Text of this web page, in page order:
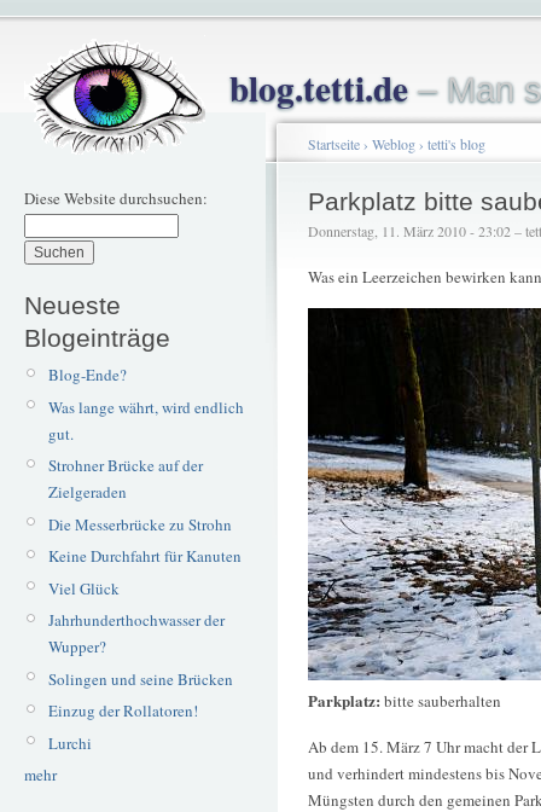
blog.tetti.de– Man
Diese Website durchsuchen:
Neueste
Blogeinträge
Blog-Ende?
Was lange währt, wird endlich
gut.
Strohner Brücke auf der
Zielgeraden
Die Messerbrücke zu Strohn
Keine Durchfahrt für Kanuten
Viel Glück
Jahrhunderthochwasser der
Wupper?
Solingen und seine Brücken
Einzug der Rollatoren!
Lurchi
mehr
Startseite› Weblog› tetti's blog
Parkplatz bitte
Donnerstag, 11. März 2010 - 23:02 –
Was ein Leerzeichen bewirken
Parkplatz: bitte sauberhalten
Ab dem 15. März 7 Uhr macht der
und verhindert mindestens bis
Müngsten durch den gemeinen